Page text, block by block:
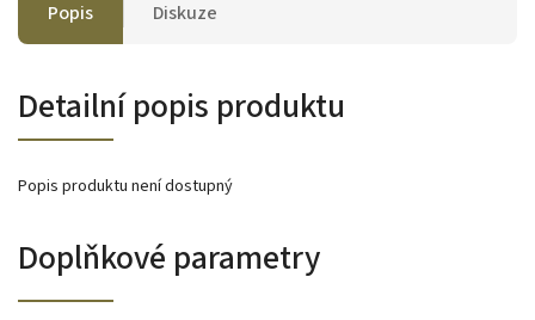
Popis Diskuze
Detailní popis produktu
Popis produktu není dostupný
Doplňkové parametry